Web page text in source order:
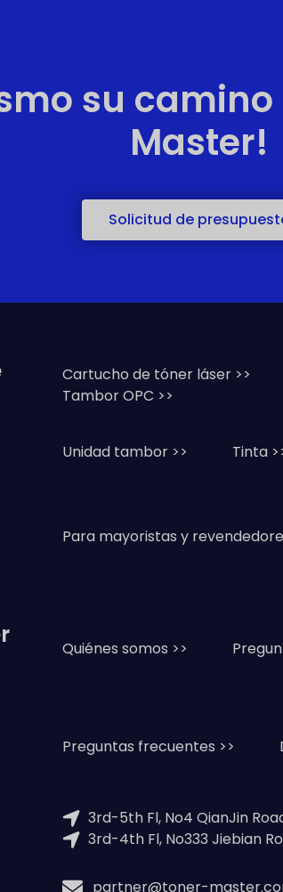
su
Master!
Solicitud de
Cartucho de tóner láser >>
Tambor OPC >>
Unidad tambor >> Tinta
Para mayoristas y
Quiénes somos >>
Preguntas frecuentes >>
3rd-5th Fl, No4 QianJin
3rd-4th Fl, No333 Jiebian
partner@toner-